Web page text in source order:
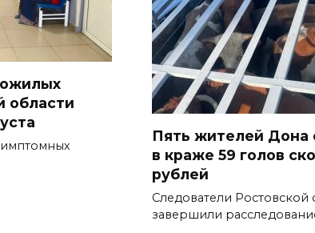
области
Пять жителей Дона
в краже 59 голов
рублей
Следователи Ростовской
завершили